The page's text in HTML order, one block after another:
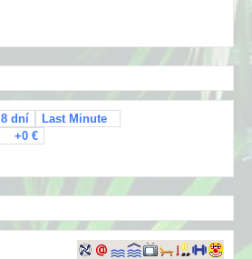
8 dní
Last Minute
+0 €